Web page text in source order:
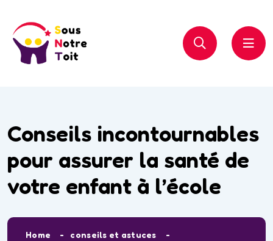
Conseils incontournables
pour assurer la santé de
votre enfant à l’école
Home
conseils et astuces